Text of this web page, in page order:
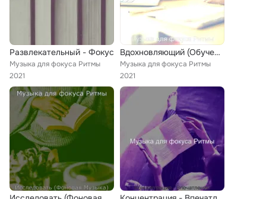
Развлекательный - Фокус
Музыка для фокуса Ритмы
2021
Вдохновляющий (Обучение)
Музыка для фокуса Ритмы
2021